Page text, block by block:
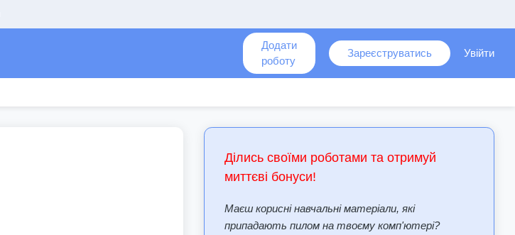
Додати
роботу
Зареєструватись Увійти
Ділись своїми роботами та отримуй
миттєві бонуси!
Маєш корисні навчальні матеріали, які
припадають пилом на твоєму комп'ютері?